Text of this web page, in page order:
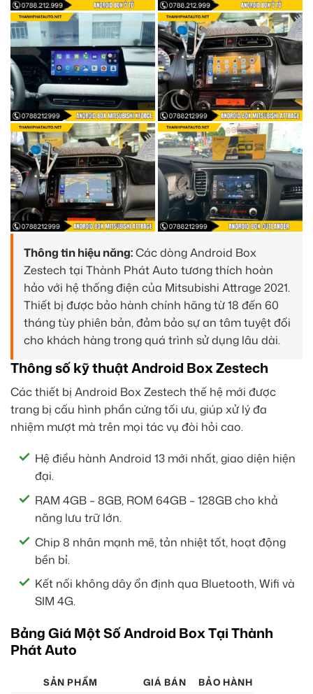
Thông tin hiệu năng:Các dòng Android Box
Zestech tại Thành Phát Auto tương thích hoàn
hảo với hệ thống điện của Mitsubishi Attrage 2021.
Thiết bị được bảo hành chính hãng từ 18 đến 60
tháng tùy phiên bản, đảm bảo sự an tâm tuyệt đối
cho khách hàng trong quá trình sử dụng lâu dài.
Thông số kỹ thuật Android Box Zestech
Các thiết bị Android Box Zestech thế hệ mới được
trang bị cấu hình phần cứng tối ưu, giúp xử lý đa
nhiệm mượt mà trên mọi tác vụ đòi hỏi cao.
Hệ điều hành Android 13 mới nhất, giao diện hiện
đại.
RAM 4GB – 8GB, ROM 64GB – 128GB cho khả
năng lưu trữ lớn.
Chip 8 nhân mạnh mẽ, tản nhiệt tốt, hoạt động
bền bỉ.
Kết nối không dây ổn định qua Bluetooth, Wifi và
SIM 4G.
Bảng Giá Một Số Android Box Tại Thành
Phát Auto
SẢN PHẨM GIÁ BÁN BẢO HÀNH